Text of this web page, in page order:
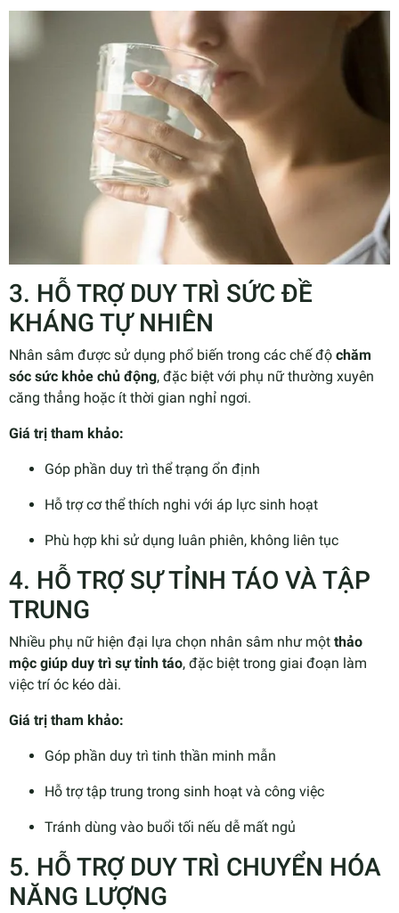
3. HỖ TRỢ DUY TRÌ SỨC ĐỀ
KHÁNG TỰ NHIÊN
Nhân sâm được sử dụng phổ biến trong các chế độ chăm
sóc sức khỏe chủ động, đặc biệt với phụ nữ thường xuyên
căng thẳng hoặc ít thời gian nghỉ ngơi.
Giá trị tham khảo:
Góp phần duy trì thể trạng ổn định
Hỗ trợ cơ thể thích nghi với áp lực sinh hoạt
Phù hợp khi sử dụng luân phiên, không liên tục
4. HỖ TRỢ SỰ TỈNH TÁO VÀ TẬP
TRUNG
Nhiều phụ nữ hiện đại lựa chọn nhân sâm như một thảo
mộc giúp duy trì sự tỉnh táo, đặc biệt trong giai đoạn làm
việc trí óc kéo dài.
Giá trị tham khảo:
Góp phần duy trì tinh thần minh mẫn
Hỗ trợ tập trung trong sinh hoạt và công việc
Tránh dùng vào buổi tối nếu dễ mất ngủ
5. HỖ TRỢ DUY TRÌ CHUYỂN HÓA
NĂNG LƯỢNG